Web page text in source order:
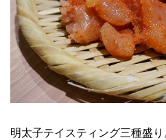
明太子テイスティング三種盛